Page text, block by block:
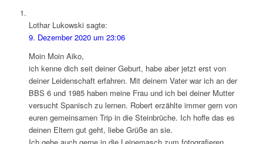
Lothar Lukowski sagte:
9. Dezember 2020 um 23:06
Moin Moin Aiko,
ich kenne dich seit deiner Geburt, habe aber jetzt erst von
deiner Leidenschaft erfahren. Mit deinem Vater war ich an der
BBS 6 und 1985 haben meine Frau und ich bei deiner Mutter
versucht Spanisch zu lernen. Robert erzählte immer gern von
euren gemeinsamen Trip in die Steinbrüche. Ich hoffe das es
deinen Eltern gut geht, liebe Grüße an sie.